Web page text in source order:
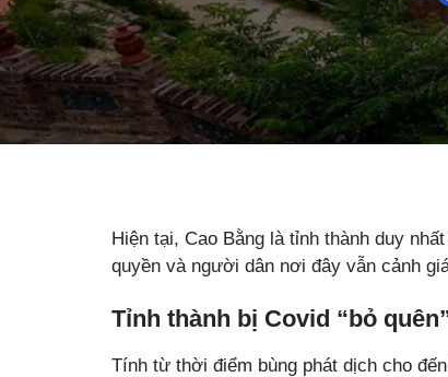
Hiện tại, Cao Bằng là tỉnh thành duy
quyền và người dân nơi đây vẫn cảnh
Tỉnh thành bị Covid “bỏ
Tính từ thời điểm bùng phát dịch cho